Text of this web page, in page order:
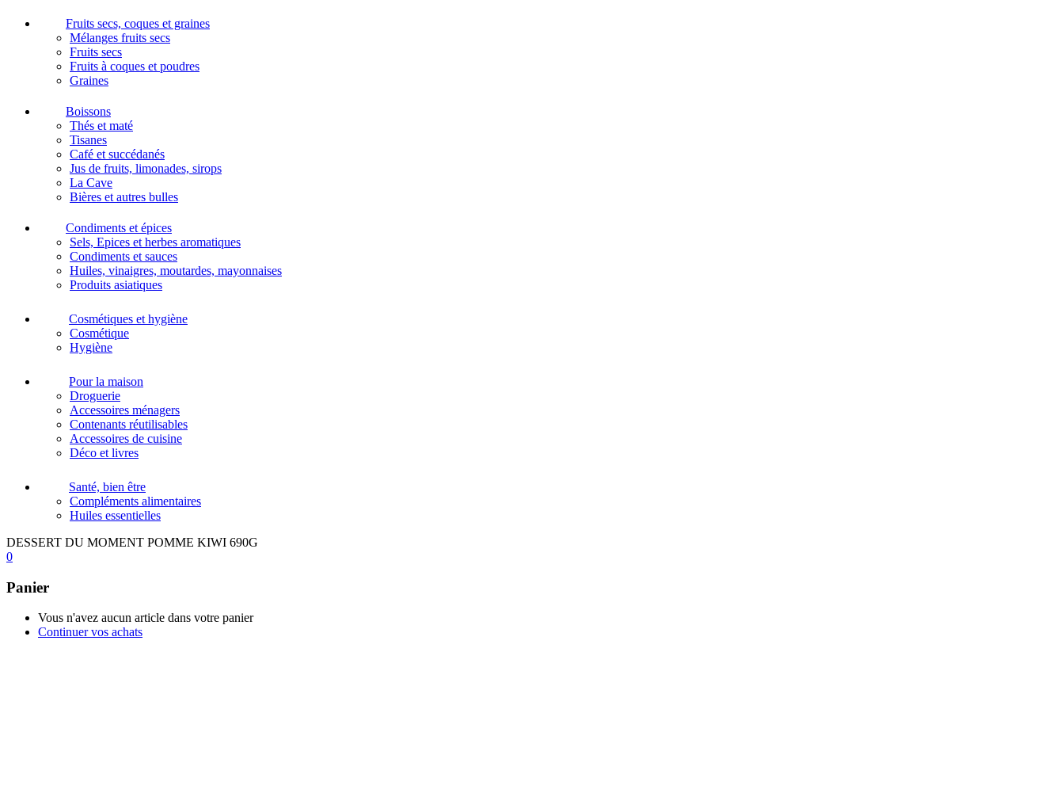
Fruits secs, coques et graines
Mélanges fruits secs
Fruits secs
Fruits à coques et poudres
Graines
Boissons
Thés et maté
Tisanes
Café et succédanés
Jus de fruits, limonades, sirops
La Cave
Bières et autres bulles
Condiments et épices
Sels, Epices et herbes aromatiques
Condiments et sauces
Huiles, vinaigres, moutardes, mayonnaises
Produits asiatiques
Cosmétiques et hygiène
Cosmétique
Hygiène
Pour la maison
Droguerie
Accessoires ménagers
Contenants réutilisables
Accessoires de cuisine
Déco et livres
Santé, bien être
Compléments alimentaires
Huiles essentielles
DESSERT DU MOMENT POMME KIWI 690G
0
Panier
Vous n'avez aucun article dans votre panier
Continuer vos achats